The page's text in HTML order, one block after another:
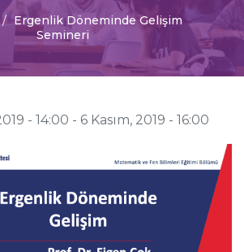
Ergenlik Döneminde Gelişim
Semineri
- 14:00 - 6 Kasım, 2019 - 16:00